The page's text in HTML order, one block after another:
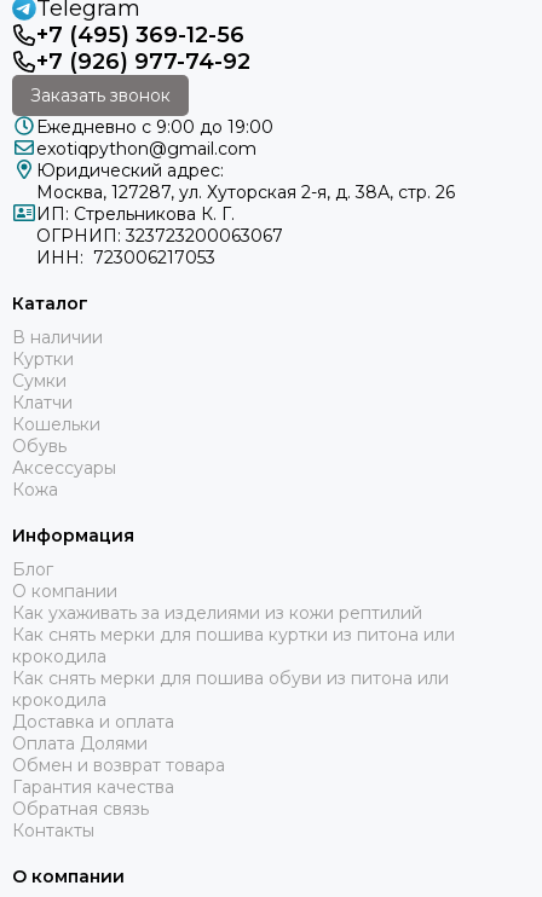
Telegram
+7 (495) 369-12-56
+7 (926) 977-74-92
Заказать звонок
Ежедневно с 9:00 до 19:00
exotiqpython@gmail.com
Юридический адрес:
Москва, 127287, ул. Хуторская 2-я, д. 38А, стр. 26
ИП: Стрельникова К. Г.
ОГРНИП: 323723200063067
ИНН: 723006217053
Каталог
В наличии
Куртки
Сумки
Клатчи
Кошельки
Обувь
Аксессуары
Кожа
Информация
Блог
О компании
Как ухаживать за изделиями из кожи рептилий
Как снять мерки для пошива куртки из питона или
крокодила
Как снять мерки для пошива обуви из питона или
крокодила
Доставка и оплата
Оплата Долями
Обмен и возврат товара
Гарантия качества
Обратная связь
Контакты
О компании